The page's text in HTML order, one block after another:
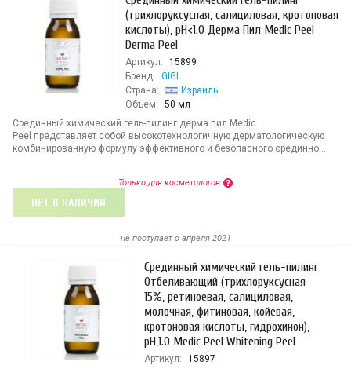
(трихлоруксусная, салициловая, кротоновая
кислоты), pH<1.0 Дерма Пил Medic Peel
Derma Peel
Артикул:
15899
Бренд:
GIGI
Страна:
Израиль
Объем:
50 мл
Срединный химический гель-пилинг дерма пил Medic
Peel представляет собой высокотехнологичную дерматологическую
комбинированную формулу эффективного и безопасного срединно...
Только для косметологов
НЕТ В НАЛИЧИИ
не поступает c апреля 2021
Срединный химический гель-пилинг
Отбеливающий (трихлоруксусная
15%, ретиноевая, салициловая,
молочная, фитиновая, койевая,
кротоновая кислоты, гидрохинон),
pH,1.0 Medic Peel Whitening Peel
Артикул:
15897